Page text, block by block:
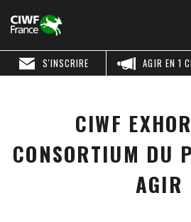
AGIR EN 1
S'INSCRIRE
CIWF
CONSORTIUM DU
AGIR